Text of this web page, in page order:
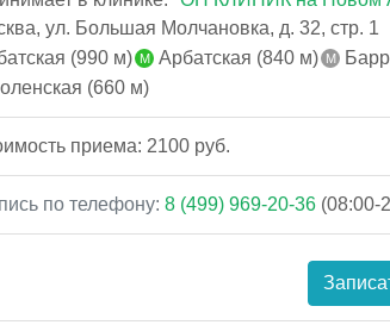
ул. Большая Молчановка, д. 32, стр. 1
(990 м)
Арбатская (840 м)
(660 м)
приема: 2100 руб.
по телефону: 8 (499) 969-20-36 (08:00-